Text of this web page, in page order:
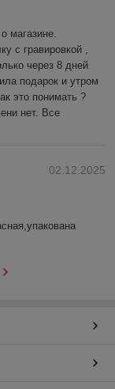
магазине.
с гравировкой ,
через 8 дней
подарок и утром
это понимать ?
нет. Все
02.12.2025